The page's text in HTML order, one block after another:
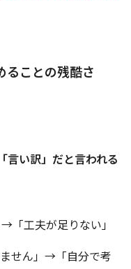
ることの残酷さ
言い訳」だと言われる
「工夫が足りない」
ません」→「自分で考